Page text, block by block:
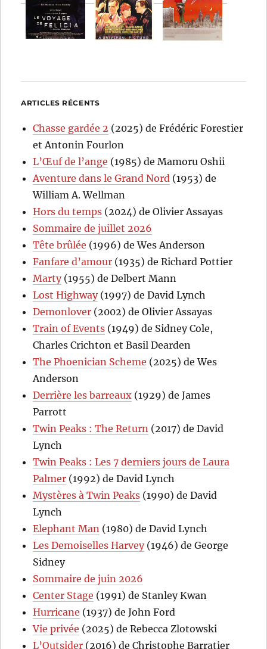
ARTICLES RÉCENTS
Chasse gardée 2 (2025) de Frédéric Forestier
et Antonin Fourlon
L’Œuf de l’ange (1985) de Mamoru Oshii
Aventure dans le Grand Nord (1953) de
William A. Wellman
Hors du temps (2024) de Olivier Assayas
Sommaire de juillet 2026
Tête brûlée (1996) de Wes Anderson
Fanfare d’amour (1935) de Richard Pottier
Marty(1955) de Delbert Mann
Lost Highway(1997) de David Lynch
Demonlover (2002) de Olivier Assayas
Train of Events (1949) de Sidney Cole,
Charles Crichton et Basil Dearden
The Phoenician Scheme (2025) de Wes
Anderson
Derrière les barreaux (1929) de James
Parrott
Twin Peaks : The Return (2017) de David
Lynch
Twin Peaks : Les 7 derniers jours de Laura
Palmer (1992) de David Lynch
Mystères à Twin Peaks (1990) de David
Lynch
Elephant Man (1980) de David Lynch
Les Demoiselles Harvey(1946) de George
Sidney
Sommaire de juin 2026
Center Stage (1991) de Stanley Kwan
Hurricane (1937) de John Ford
Vie privée (2025) de Rebecca Zlotowski
L’Outsider (2016) de Christophe Barratier